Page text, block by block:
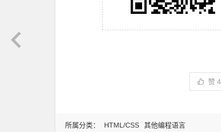
赞4
所属分类： HTML/CSS 其他编程语言